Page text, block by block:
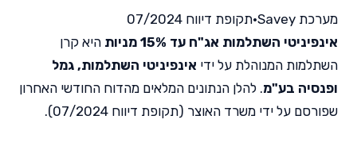
מערכת Savey •תקופת דיווח 07/2024
אינפיניטי השתלמות אג"ח עד 15% מניות
היא קרן
השתלמות המנוהלת על ידי אינפיניטי השתלמות, גמל
ופנסיה בע"מ. להלן הנתונים המלאים מהדוח החודשי האחרון
שפורסם על ידי משרד האוצר (תקופת דיווח 07/2024).